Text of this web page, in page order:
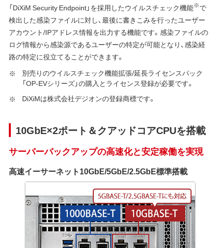
「DiXiM Security Endpoint」を採用したウイルスチェック機能※で
検出した感染ファイルに対し、最後に書きこみを行ったユーザー
アカウント/IPアドレス情報を出力する機能です。感染ファイルの
ログ情報から感染源であるユーザーの特定が可能となり、感染経
路の特定に役立てることができます。
別売りのウイルスチェック機能拡張/延長ライセンスパック
「OP-EVシリーズ」の購入とライセンス登録が必要です。
DiXiMは株式会社デジオンの登録商標です。
10GbE×2ポート＆クアッドコアCPUを搭載
サーバーバックアップの高速化と安定稼働を実現
高速イーサーネット10GbE/5GbE/2.5GbE標準搭載